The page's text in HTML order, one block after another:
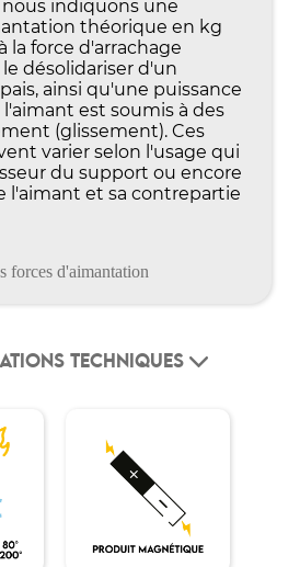
indiquons une
théorique en kg
la force d'arrachage
désolidariser d'un
ainsi qu'une puissance
est soumis à des
(glissement). Ces
varier selon l'usage qui
du support ou encore
l'aimant et sa contrepartie
forces d'aimantation
TECHNIQUES